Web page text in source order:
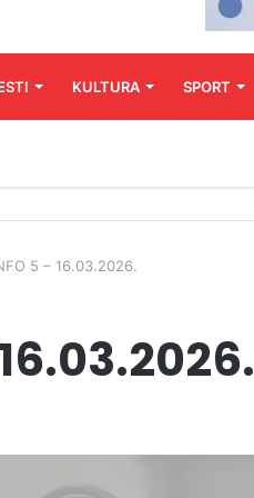
KULTURA SPORT
5 – 16.03.2026.